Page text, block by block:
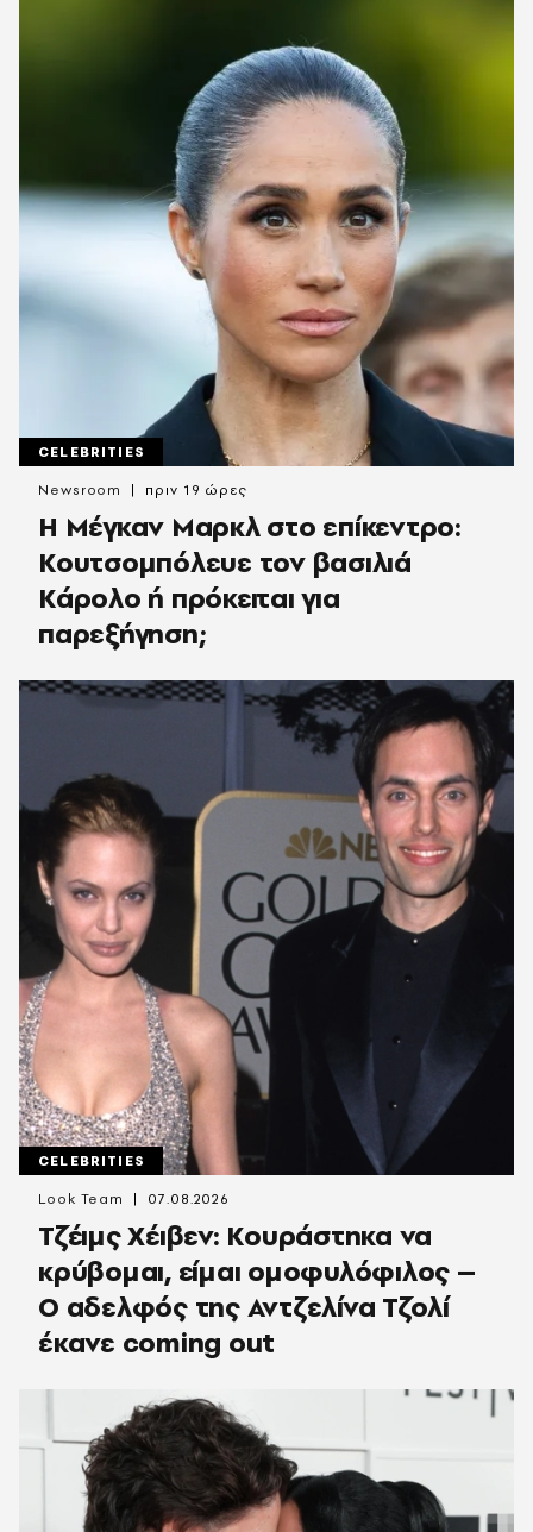
CELEBRITIES
Η Μέγκαν Μαρκλ στο επίκεντρο:
Κουτσομπόλευε τον βασιλιά
Κάρολο ή πρόκειται για
παρεξήγηση;
Newsroom πριν 19 ώρες
CELEBRITIES
Τζέιμς Χέιβεν: Κουράστηκα να
κρύβομαι, είμαι ομοφυλόφιλος –
Ο αδελφός της Αντζελίνα Τζολί
έκανε coming out
Look Team 07.08.2026